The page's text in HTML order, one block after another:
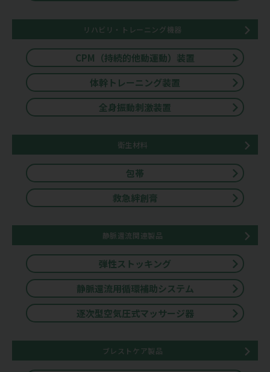
リハビリ・トレーニング機器
CPM（持続的他動運動）装置
体幹トレーニング装置
全身振動刺激装置
衛生材料
包帯
救急絆創膏
静脈還流関連製品
弾性ストッキング
静脈還流用循環補助システム
逐次型空気圧式マッサージ器
ブレストケア製品